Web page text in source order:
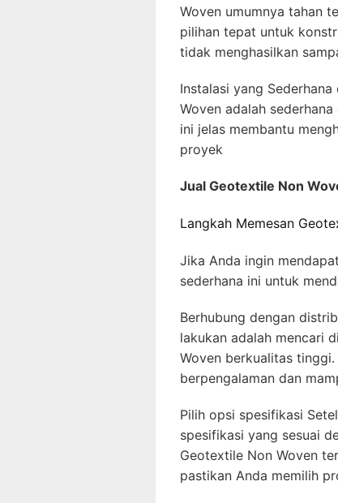
Woven umumnya tahan
pilihan tepat untuk
tidak menghasilkan
Instalasi yang
Woven adalah
ini jelas membantu
proyek
Jual Geotextile Non
Langkah Memesan
Jika Anda ingin
sederhana ini untuk
Berhubung dengan
lakukan adalah mencari
Woven berkualitas
berpengalaman dan
Pilih opsi spesifikasi
spesifikasi yang sesuai
Geotextile Non Woven
pastikan Anda memilih